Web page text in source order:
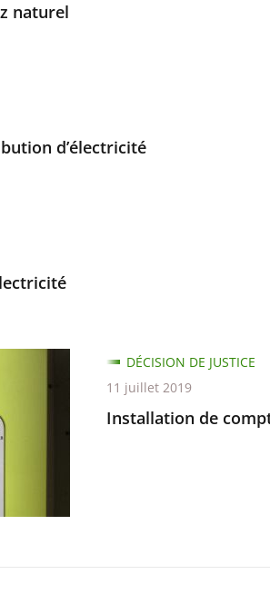
naturel
d’électricité
Installation de
DÉCISION DE JUSTICE
11 juillet 2019